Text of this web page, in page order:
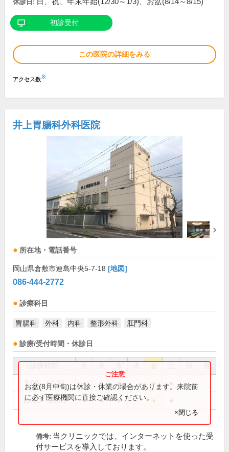
休診日:
初診受付
この医院の詳細をみる
アクセス数※
井上胃腸科外科医院
所在地・電話番号
岡山県倉敷市連島中央5-7-18 [地図]
086-444-2772
診療科目
胃腸科 外科 内科 整形外科 肛門科
診療/受付時間・休診日
祝
9:00～12:30 ● ● ● ●
15:00～18:00 ● ● ●
お盆(8月中旬)は休診・休業の場合があります。来院前
に必ず医療機関に直接ご確認ください。
×閉じる
備考: 当クリニックでは、インターネットを使った受
付サービスを導入しております。